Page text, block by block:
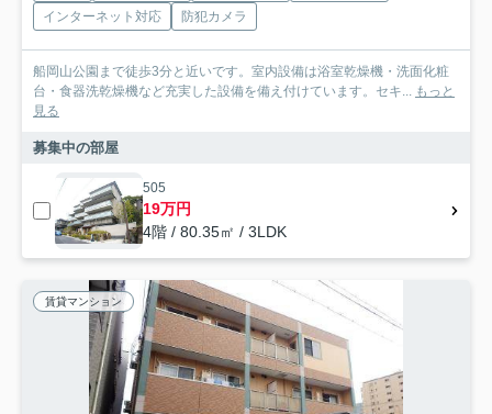
インターネット対応
防犯カメラ
船岡山公園まで徒歩3分と近いです。室内設備は浴室乾燥機・洗面化粧
台・食器洗乾燥機など充実した設備を備え付けています。セキ... もっと
見る
募集中の部屋
505
19万円
4階 / 80.35㎡ / 3LDK
賃貸マンション